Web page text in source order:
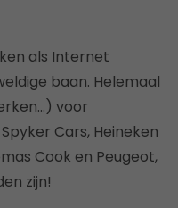
als Internet
baan. Helemaal
voor
Cars, Heineken
Cook en Peugeot,
zijn!